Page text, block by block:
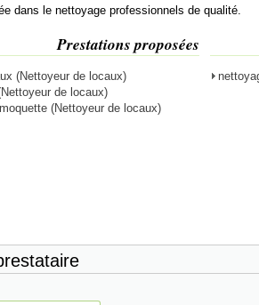
dans le nettoyage professionnels de qualité.
Prestations proposées
(Nettoyeur de locaux)
de locaux)
(Nettoyeur de locaux)